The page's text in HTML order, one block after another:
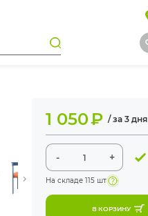
1 050₽ / за 3 дня
- +
На складе 115 шт
В КОРЗИНУ